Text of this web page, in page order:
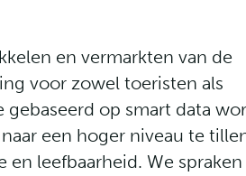
en vermarkten van de
voor zowel toeristen als
op smart data
een hoger niveau te
leefbaarheid. We spraken